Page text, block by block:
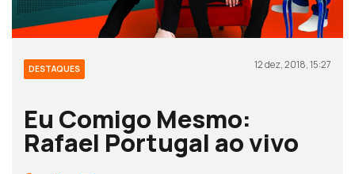
DESTAQUES 12 dez, 2018, 15:27
Eu Comigo Mesmo:
Rafael Portugal ao vivo